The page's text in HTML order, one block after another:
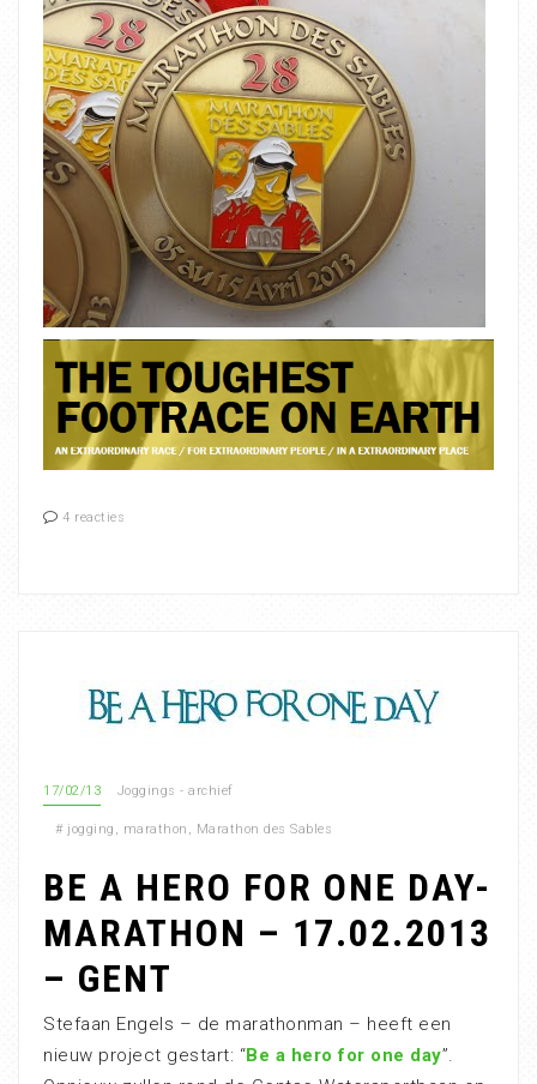
4 reacties
17/02/13 Joggings - archief
# jogging , marathon , Marathon des Sables
BE A HERO FOR ONE DAY-
MARATHON – 17.02.2013
– GENT
Stefaan Engels – de marathonman – heeft een
nieuw project gestart: “Be a hero for one day”.